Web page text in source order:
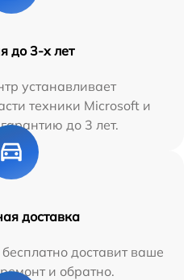
до 3-х лет
устанавливает
техники Microsoft и
до 3 лет.
доставка
доставит ваше
и обратно.